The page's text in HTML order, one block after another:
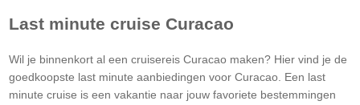
Last minute cruise Curacao
Wil je binnenkort al een cruisereis Curacao maken? Hier vind je de
goedkoopste last minute aanbiedingen voor Curacao . Een last
minute cruise is een vakantie naar jouw favoriete bestemmingen